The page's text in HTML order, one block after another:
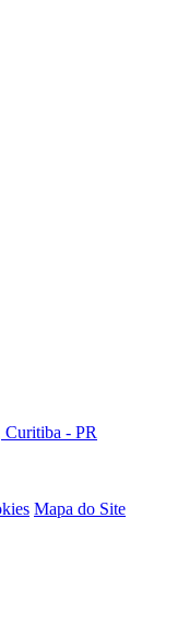
Curitiba - PR
Mapa do Site